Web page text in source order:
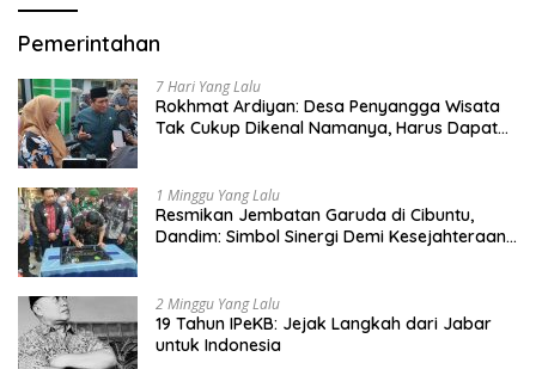
Pemerintahan
7 Hari Yang Lalu
Rokhmat Ardiyan: Desa Penyangga Wisata
Tak Cukup Dikenal Namanya, Harus Dapat
1 Minggu Yang Lalu
Resmikan Jembatan Garuda di Cibuntu,
Dandim: Simbol Sinergi Demi Kesejahteraan
2 Minggu Yang Lalu
19 Tahun IPeKB: Jejak Langkah dari Jabar
untuk Indonesia